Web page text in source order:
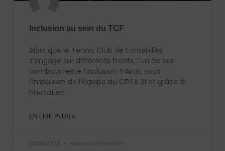
Inclusion au sein du TCF
Alors que le Tennis Club de Fontenilles
s’engage sur différents fronts, l’un de ses
combats reste l’inclusion !! Ainsi, sous
l’impulsion de l’équipe du CDSA 31 et grâce à
l’invitation
EN LIRE PLUS »
05/04/2025 Aucun commentaire